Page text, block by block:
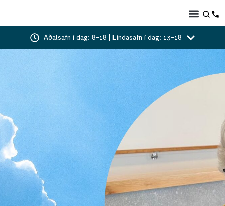
Aðalsafn í dag: 8-18 | Lindasafn í dag: 13-18